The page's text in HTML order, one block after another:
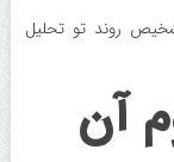
روند تو تحلیل
آن